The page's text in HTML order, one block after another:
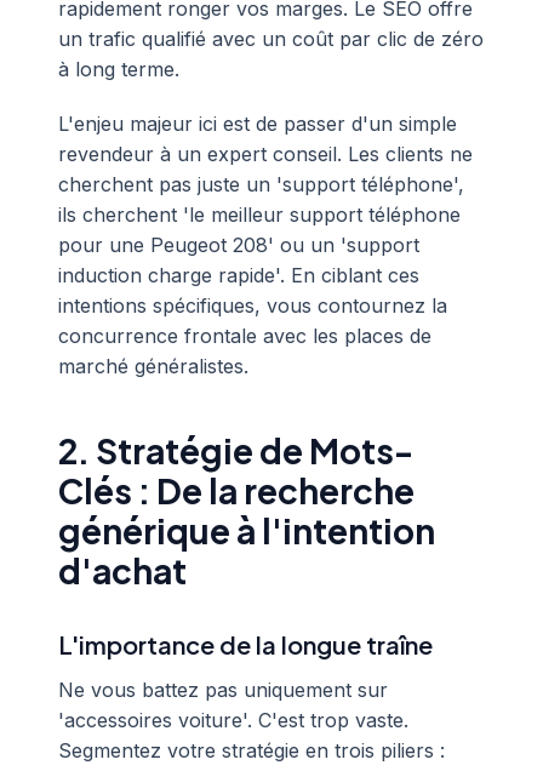
rapidement ronger vos marges. Le SEO offre
un trafic qualifié avec un coût par clic de zéro
à long terme.
L'enjeu majeur ici est de passer d'un simple
revendeur à un expert conseil. Les clients ne
cherchent pas juste un 'support téléphone',
ils cherchent 'le meilleur support téléphone
pour une Peugeot 208' ou un 'support
induction charge rapide'. En ciblant ces
intentions spécifiques, vous contournez la
concurrence frontale avec les places de
marché généralistes.
2. Stratégie de Mots-
Clés : De la recherche
générique à l'intention
d'achat
L'importance de la longue traîne
Ne vous battez pas uniquement sur
'accessoires voiture'. C'est trop vaste.
Segmentez votre stratégie en trois piliers :